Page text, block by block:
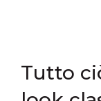
Tutto